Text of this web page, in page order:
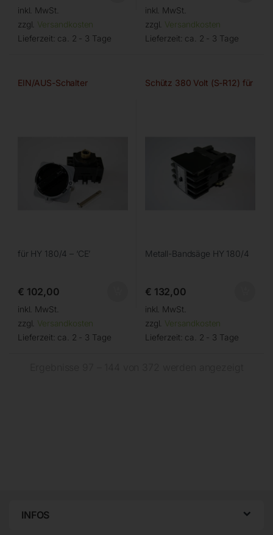
inkl. MwSt.
zzgl. Versandkosten
Lieferzeit: ca. 2 - 3 Tage
inkl. MwSt.
zzgl. Versandkosten
Lieferzeit: ca. 2 - 3 Tage
EIN/AUS-Schalter
für HY 180/4 – ‘CE’
€ 102,00
inkl. MwSt.
zzgl. Versandkosten
Lieferzeit: ca. 2 - 3 Tage
Schütz 380 Volt (S-R12) für
Metall-Bandsäge HY 180/4
€ 132,00
inkl. MwSt.
zzgl. Versandkosten
Lieferzeit: ca. 2 - 3 Tage
INFOS